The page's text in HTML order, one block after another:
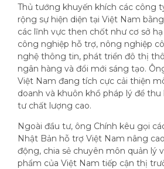
Thủ tướng khuyến khích các công
rộng sự hiện diện tại Việt Nam
các lĩnh vực then chốt như cơ sở
công nghiệp hỗ trợ, nông nghiệp
nghệ thông tin, phát triển đô thị
ngân hàng và đổi mới sáng tạo.
Việt Nam đang tích cực cải thiện
doanh và khuôn khổ pháp lý để
tư chất lượng cao.
Ngoài đầu tư, ông Chính kêu gọi
Nhật Bản hỗ trợ Việt Nam nâng
động, chia sẻ chuyên môn quản lý
phẩm của Việt Nam tiếp cận thị